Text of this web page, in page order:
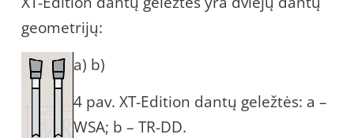
geometrijų:
a) b)
4 pav. XT-Edition dantų geležtės: a –
WSA; b – TR-DD.